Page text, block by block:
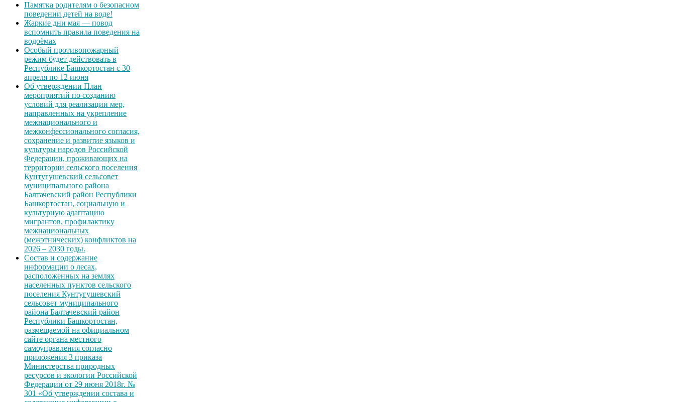
Памятка родителям о безопасном
поведении детей на воде!
Жаркие дни мая — повод
вспомнить правила поведения на
водоёмах
Особый противопожарный
режим будет действовать в
Республике Башкортостан с 30
апреля по 12 июня
Об утверждении План
мероприятий по созданию
условий для реализации мер,
направленных на укрепление
межнационального и
межконфессионального согласия,
сохранение и развитие языков и
культуры народов Российской
Федерации, проживающих на
территории сельского поселения
Кунтугушевский сельсовет
муниципального района
Балтачевский район Республики
Башкортостан, социальную и
культурную адаптацию
мигрантов, профилактику
межнациональных
(межэтнических) конфликтов на
2026 – 2030 годы.
Состав и содержание
информации о лесах,
расположенных на землях
населенных пунктов сельского
поселения Кунтугушевский
сельсовет муниципального
района Балтачевский район
Республики Башкортостан,
размещаемой на официальном
сайте органа местного
самоуправления согласно
приложения 3 приказа
Министерства природных
ресурсов и экологии Российской
Федерации от 29 июня 2018г. №
301 «Об утверждении состава и